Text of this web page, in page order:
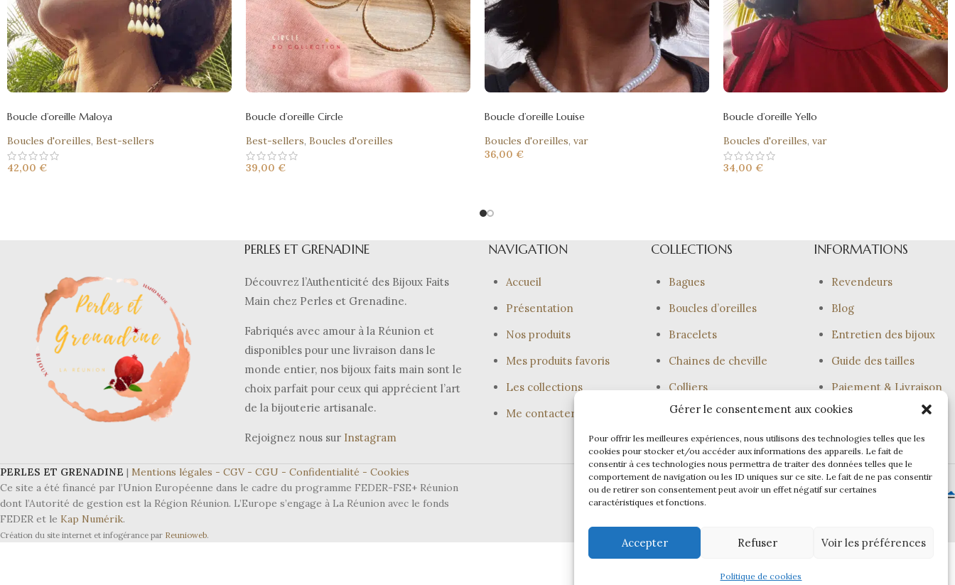
Gérer le consentement aux cookies
Pour offrir les meilleures expériences, nous utilisons des technologies telles que les
cookies pour stocker et/ou accéder aux informations des appareils. Le fait de
consentir à ces technologies nous permettra de traiter des données telles que le
comportement de navigation ou les ID uniques sur ce site. Le fait de ne pas consentir
ou de retirer son consentement peut avoir un effet négatif sur certaines
caractéristiques et fonctions.
Accepter Refuser Voir les préférences
Politique de cookies
Boucle d’oreille Maloya
Boucles d'oreilles, Best-sellers
42,00 €
Boucle d’oreille Circle
Best-sellers, Boucles d'oreilles
39,00 €
Boucle d’oreille Louise
Boucles d'oreilles, var
36,00 €
Boucle d’oreille Yello
Boucles d'oreilles, var
34,00 €
PERLES ET GRENADINE
Découvrez l’Authenticité des Bijoux Faits
Main chez Perles et Grenadine.
Fabriqués avec amour à la Réunion et
disponibles pour une livraison dans le
monde entier, nos bijoux faits main sont le
choix parfait pour ceux qui apprécient l’art
de la bijouterie artisanale.
Rejoignez nous sur Instagram
NAVIGATION
Accueil
Présentation
Nos produits
Mes produits favoris
Les collections
Me contacter
COLLECTIONS
Bagues
Boucles d’oreilles
Bracelets
Chaines de cheville
Colliers
Joncs
INFORMATIONS
Revendeurs
Blog
Entretien des bijoux
Guide des tailles
Paiement & Livraison
PERLES ET GRENADINE | Mentions légales - CGV - CGU - Confidentialité - Cookies
Ce site a été financé par l’Union Européenne dans le cadre du programme FEDER-FSE+ Réunion
dont l’Autorité de gestion est la Région Réunion. L’Europe s’engage à La Réunion avec le fonds
FEDER et le Kap Numérik.
Création du site internet et infogérance par Reunioweb.